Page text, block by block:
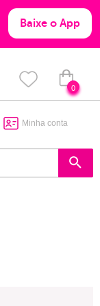
Baixe o App
0
Minha conta